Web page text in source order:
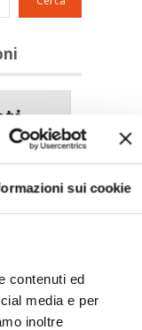
sui cookie
contenuti ed
media e per
inoltre